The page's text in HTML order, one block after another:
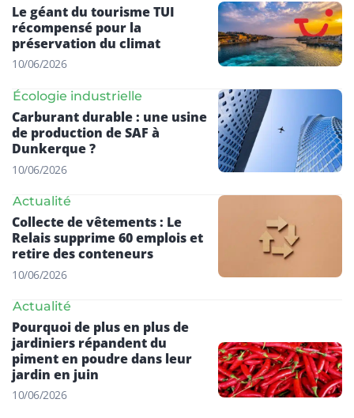
Le géant du tourisme TUI
récompensé pour la
préservation du climat
10/06/2026
Écologie industrielle
Carburant durable : une usine
de production de SAF à
Dunkerque ?
10/06/2026
Actualité
Collecte de vêtements : Le
Relais supprime 60 emplois et
retire des conteneurs
10/06/2026
Actualité
Pourquoi de plus en plus de
jardiniers répandent du
piment en poudre dans leur
jardin en juin
10/06/2026